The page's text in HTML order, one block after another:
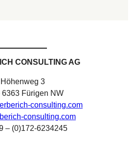
CONSULTING AG
Höhenweg 3
6363 Fürigen NW
consulting.com
consulting.com
– (0)172-6234245